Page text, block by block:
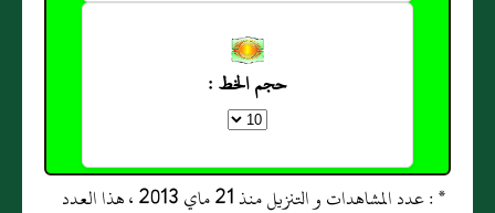
حجم الخط :
* : عدد المشاهدات و التنزيل منذ 21 ماي 2013 ، هذا العدد